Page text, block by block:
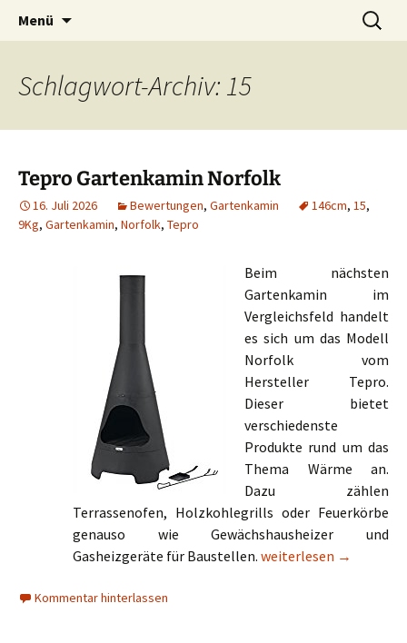
Menü
Suchen
nach:
Schlagwort-Archiv: 15
Tepro Gartenkamin Norfolk
16. Juli 2026 Bewertungen, Gartenkamin 146cm, 15,
9Kg, Gartenkamin, Norfolk, Tepro
Beim nächsten
Gartenkamin im
Vergleichsfeld handelt
es sich um das Modell
Norfolk vom
Hersteller Tepro.
Dieser bietet
verschiedenste
Produkte rund um das
Thema Wärme an.
Dazu zählen
Terrassenofen, Holzkohlegrills oder Feuerkörbe
genauso wie Gewächshausheizer und
Gasheizgeräte für Baustellen. Tepro Gartenkamin
weiterlesen →
Kommentar hinterlassen